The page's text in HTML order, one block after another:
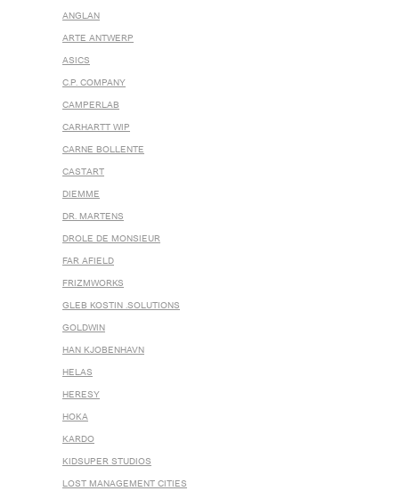
ANGLAN
ARTE ANTWERP
ASICS
C.P. COMPANY
CAMPERLAB
CARHARTT WIP
CARNE BOLLENTE
CASTART
DIEMME
DR. MARTENS
DROLE DE MONSIEUR
FAR AFIELD
FRIZMWORKS
GLEB KOSTIN .SOLUTIONS
GOLDWIN
HAN KJOBENHAVN
HELAS
HERESY
HOKA
KARDO
KIDSUPER STUDIOS
LOST MANAGEMENT CITIES